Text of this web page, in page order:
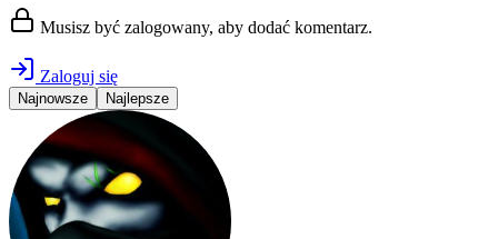
Musisz być zalogowany, aby dodać komentarz.
Zaloguj się
Najnowsze Najlepsze